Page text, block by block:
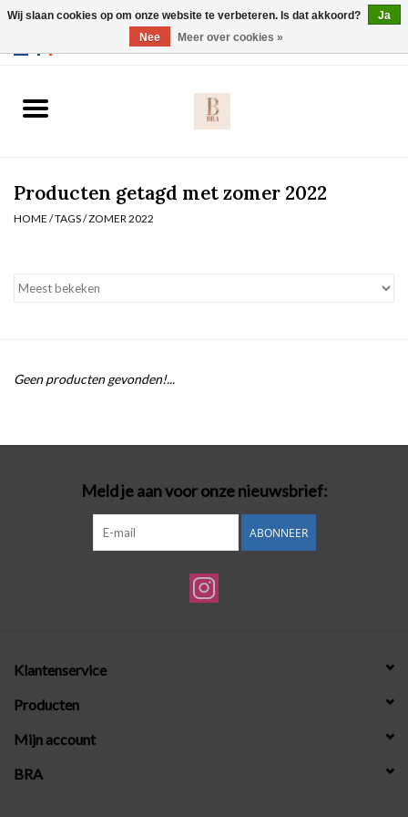
Slip
Nachtmode
Badmode
Lingerie-accessoires
Cadeaubonnen
Producten getagd met zomer 2022
HOME /TAGS/ZOMER 2022
Geen producten gevonden!...
Meld je aan voor onze nieuwsbrief:
ABONNEER
Klantenservice
Producten
Mijn account
BRA
Wij slaan cookies op om onze website te verbeteren. Is dat akkoord?
Ja
Nee
Meer over cookies »
Webshop werkt met EU maten. .